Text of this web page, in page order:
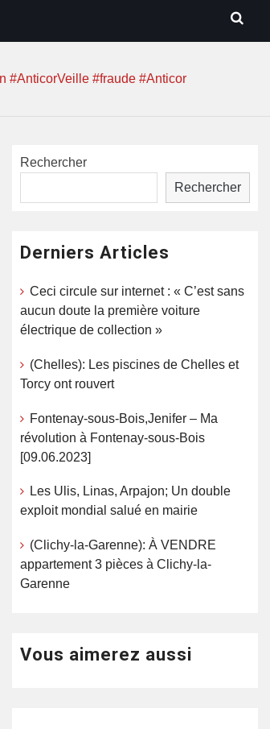
#AnticorVeille #fraude #Anticor
Rechercher
Rechercher
Derniers Articles
Ceci circule sur internet : « C’est sans
aucun doute la première voiture
électrique de collection »
(Chelles): Les piscines de Chelles et
Torcy ont rouvert
Fontenay-sous-Bois,Jenifer – Ma
révolution à Fontenay-sous-Bois
[09.06.2023]
Les Ulis, Linas, Arpajon; Un double
exploit mondial salué en mairie
(Clichy-la-Garenne): À VENDRE
appartement 3 pièces à Clichy-la-
Garenne
Vous aimerez aussi